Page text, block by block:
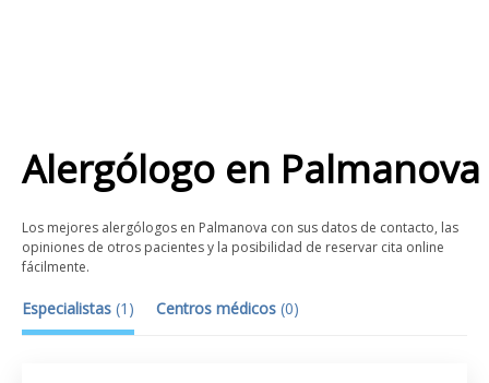
Alergólogo en Palmanova
Los mejores alergólogos en Palmanova con sus datos de contacto, las
opiniones de otros pacientes y la posibilidad de reservar cita online
fácilmente.
Especialistas (1 ) Centros médicos (0)